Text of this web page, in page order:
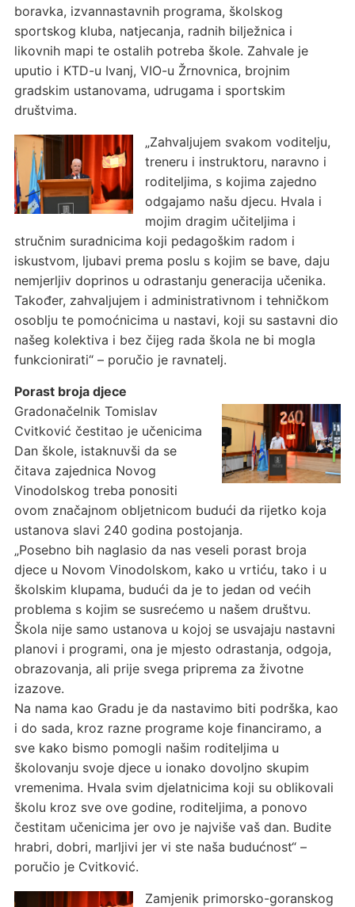
boravka, izvannastavnih programa, školskog
sportskog kluba, natjecanja, radnih bilježnica i
likovnih mapi te ostalih potreba škole. Zahvale je
uputio i KTD-u Ivanj, VIO-u Žrnovnica, brojnim
gradskim ustanovama, udrugama i sportskim
društvima.
„Zahvaljujem svakom voditelju,
treneru i instruktoru, naravno i
roditeljima, s kojima zajedno
odgajamo našu djecu. Hvala i
mojim dragim učiteljima i
stručnim suradnicima koji pedagoškim radom i
iskustvom, ljubavi prema poslu s kojim se bave, daju
nemjerljiv doprinos u odrastanju generacija učenika.
Također, zahvaljujem i administrativnom i tehničkom
osoblju te pomoćnicima u nastavi, koji su sastavni dio
našeg kolektiva i bez čijeg rada škola ne bi mogla
funkcionirati“ – poručio je ravnatelj.
Porast broja djece
Gradonačelnik Tomislav
Cvitković čestitao je učenicima
Dan škole, istaknuvši da se
čitava zajednica Novog
Vinodolskog treba ponositi
ovom značajnom obljetnicom budući da rijetko koja
ustanova slavi 240 godina postojanja.
„Posebno bih naglasio da nas veseli porast broja
djece u Novom Vinodolskom, kako u vrtiću, tako i u
školskim klupama, budući da je to jedan od većih
problema s kojim se susrećemo u našem društvu.
Škola nije samo ustanova u kojoj se usvajaju nastavni
planovi i programi, ona je mjesto odrastanja, odgoja,
obrazovanja, ali prije svega priprema za životne
izazove.
Na nama kao Gradu je da nastavimo biti podrška, kao
i do sada, kroz razne programe koje financiramo, a
sve kako bismo pomogli našim roditeljima u
školovanju svoje djece u ionako dovoljno skupim
vremenima. Hvala svim djelatnicima koji su oblikovali
školu kroz sve ove godine, roditeljima, a ponovo
čestitam učenicima jer ovo je najviše vaš dan. Budite
hrabri, dobri, marljivi jer vi ste naša budućnost“ –
poručio je Cvitković.
Zamjenik primorsko-goranskog